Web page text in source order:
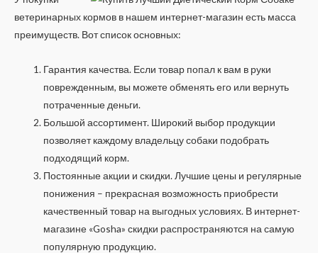
ветеринарных кормов в нашем интернет-магазин есть масса
преимуществ. Вот список основных:
Гарантия качества. Если товар попал к вам в руки
поврежденным, вы можете обменять его или вернуть
потраченные деньги.
Большой ассортимент. Широкий выбор продукции
позволяет каждому владельцу собаки подобрать
подходящий корм.
Постоянные акции и скидки. Лучшие цены и регулярные
понижения – прекрасная возможность приобрести
качественный товар на выгодных условиях. В интернет-
магазине «Gosha» скидки распространяются на самую
популярную продукцию.